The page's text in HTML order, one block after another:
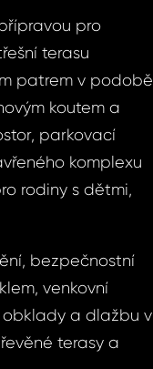
pro
terasu
patrem v podobě
koutem a
parkovací
komplexu
rodiny s dětmi,
bezpečnostní
venkovní
obklady a dlažbu v
terasy a